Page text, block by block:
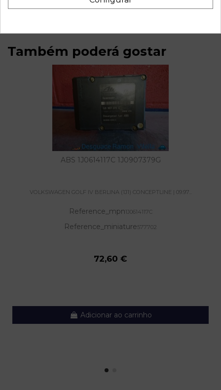
Também poderá gostar
ABS 1J0614117C 1J0907379G
VOLKSWAGEN GOLF IV BERLINA (1J1) CONCEPTLINE | 09.97...
Reference_mpn1J0614117C
Reference_miniature577702
72,60 €
Adicionar ao carrinho